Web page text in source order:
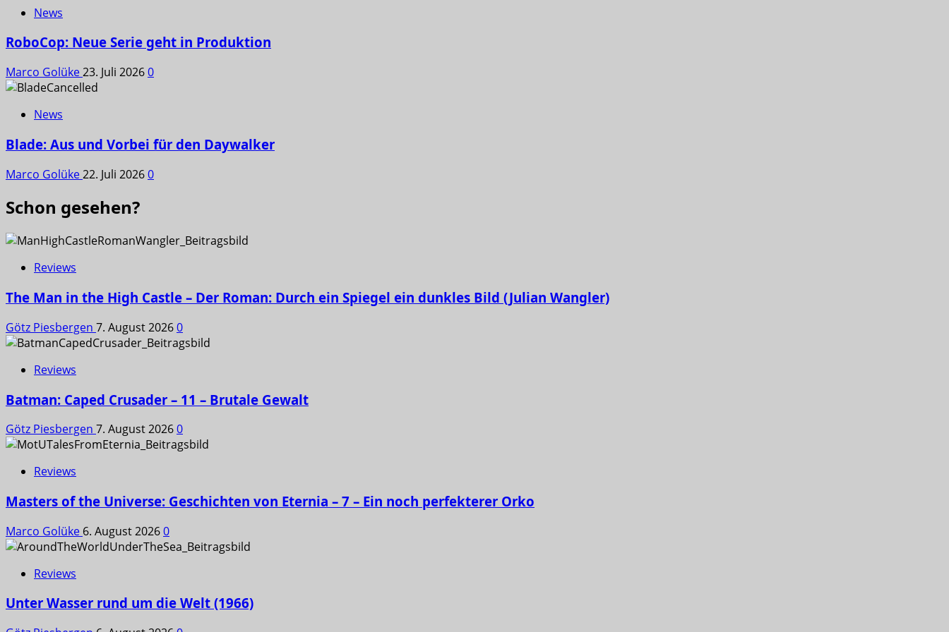
News
RoboCop: Neue Serie geht in Produktion
Marco Golüke23. Juli 20260
News
Blade: Aus und Vorbei für den Daywalker
Marco Golüke22. Juli 20260
Schon gesehen?
Reviews
The Man in the High Castle – Der Roman: Durch ein Spiegel ein dunkles Bild (Julian Wangler)
Götz Piesbergen 7. August 20260
Reviews
Batman: Caped Crusader – 11 – Brutale Gewalt
Götz Piesbergen 7. August 20260
Reviews
Masters of the Universe: Geschichten von Eternia – 7 – Ein noch perfekterer Orko
Marco Golüke 6. August 20260
Reviews
Unter Wasser rund um die Welt (1966)